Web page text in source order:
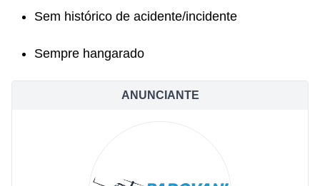
Sem histórico de acidente/incidente
Sempre hangarado
ANUNCIANTE